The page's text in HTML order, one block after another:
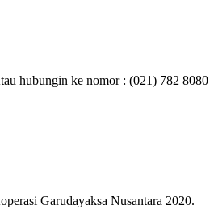
hubungin ke nomor : (021) 782 8080
Garudayaksa Nusantara 2020.